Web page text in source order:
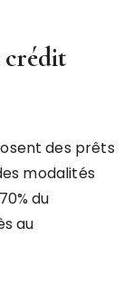
crédit
des prêts
modalités
du
au